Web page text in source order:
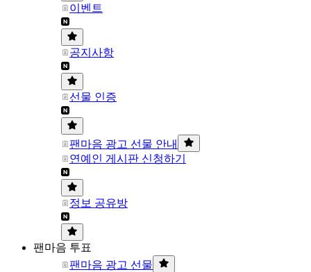
이벤트
공지사항
선물 인증
팬마음 광고 선물 안내
연예인 게시판 신청하기
정보 공유방
팬마음 투표
팬마음 광고 선물